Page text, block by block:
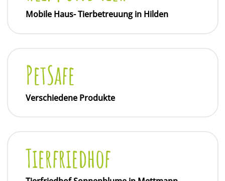
Mobile Haus- Tierbetreuung in Hilden
PetSafe
Verschiedene Produkte
Tierfriedhof